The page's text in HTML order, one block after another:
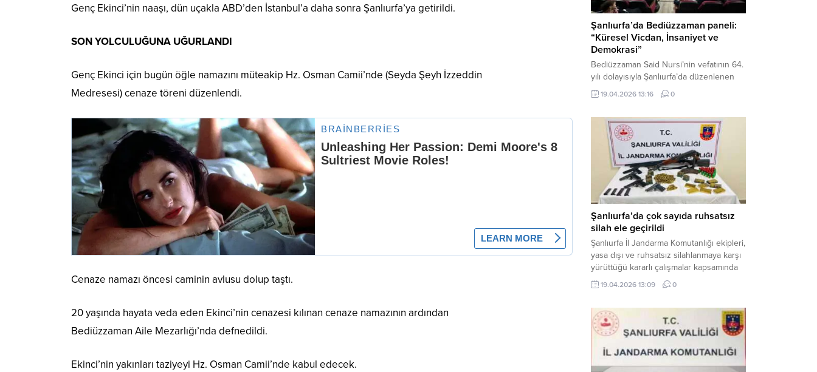
Genç Ekinci’nin naaşı, dün uçakla ABD’den İstanbul’a daha sonra Şanlıurfa’ya getirildi.
SON YOLCULUĞUNA UĞURLANDI
Genç Ekinci için bugün öğle namazını müteakip Hz. Osman Camii’nde (Seyda Şeyh İzzeddin
Medresesi) cenaze töreni düzenlendi.
Cenaze namazı öncesi caminin avlusu dolup taştı.
20 yaşında hayata veda eden Ekinci’nin cenazesi kılınan cenaze namazının ardından
Bediüzzaman Aile Mezarlığı’nda defnedildi.
Ekinci’nin yakınları taziyeyi Hz. Osman Camii’nde kabul edecek.
Şanlıurfa’da Bediüzzaman paneli:
“Küresel Vicdan, İnsaniyet ve
Demokrasi”
Bediüzzaman Said Nursi’nin vefatının 64.
yılı dolayısıyla Şanlıurfa’da düzenlenen
panelde, günümüzün manevi ve
toplumsal sorunlarına Risale-i Nur
Necmettin Cevheri Kültür Merkezi’nde
gerçekleştirilen “Küresel Vicdan,
İnsaniyet ve Demokrasi” başlıklı panel,
hürriyet, adalet ve hukuk vurgularıyla
yoğun katılıma sahne oldu. Haber
Merkezi – Bediüzzaman Eğitim Kültür ve
Sanat...
19.04.2026 13:16 0
Şanlıurfa’da çok sayıda ruhsatsız
silah ele geçirildi
Şanlıurfa İl Jandarma Komutanlığı ekipleri,
yasa dışı ve ruhsatsız silahlanmaya karşı
yürüttüğü kararlı çalışmalar kapsamında
Bozova ilçesinde bir ikamete operasyon
düzenledi. Yapılan aramada çok sayıda
mühimmat ele geçirildi. Haber Merkezi –
Şanlıurfa Valiliği İl Basın ve Halkla İlişkiler
Müdürlüğü tarafından yapılan açıklamaya
göre; 17 Nisan...
19.04.2026 13:09 0